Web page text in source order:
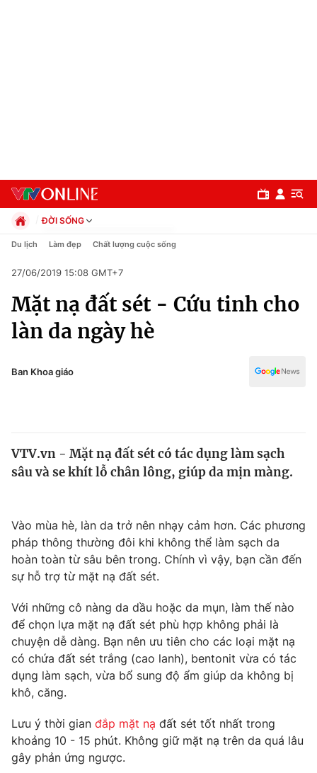
Chuyên mục
Chính trị
Thế giới đó đây
Câu chuyện quốc tế
Kinh tế
Tài chính
Thị trường
Góc doanh nghiệp
Dữ liệu và đời sống
Truyền hình
Phim VTV
Hậu trường
Nhân vật
Khán giả
Giải sao mai
Giải trí
Điện ảnh
Sao
Đời sống
Du lịch
Làm đẹp
Giáo dục
Tuyển sinh
ĐỜI SỐNG
Chính trị
Pháp luật
Kinh tế
Thể thao
Truyền hình
Y tế
Du lịch Làm đẹp Chất lượng cuộc sống
27/06/2019 15:08 GMT+7
Mặt nạ đất sét - Cứu tinh cho
làn da ngày hè
Ban Khoa giáo
VTV.vn - Mặt nạ đất sét có tác dụng làm sạch
sâu và se khít lỗ chân lông, giúp da mịn màng.
Vào mùa hè, làn da trở nên nhạy cảm hơn. Các phương
pháp thông thường đôi khi không thể làm sạch da
hoàn toàn từ sâu bên trong. Chính vì vậy, bạn cần đến
sự hỗ trợ từ mặt nạ đất sét.
Với những cô nàng da dầu hoặc da mụn, làm thế nào
để chọn lựa mặt nạ đất sét phù hợp không phải là
chuyện dễ dàng. Bạn nên ưu tiên cho các loại mặt nạ
có chứa đất sét trắng (cao lanh), bentonit vừa có tác
dụng làm sạch, vừa bổ sung độ ẩm giúp da không bị
khô, căng.
Lưu ý thời gian đắp mặt nạ đất sét tốt nhất trong
khoảng 10 - 15 phút. Không giữ mặt nạ trên da quá lâu
gây phản ứng ngược.